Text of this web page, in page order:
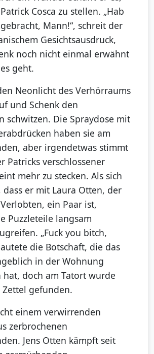
Cosca zu stellen. „Hab
Mann!“, schreit der
Gesichtsausdruck,
noch nicht einmal erwähnt
geht.
Neonlicht des Verhörraums
und Schenk den
schwitzen. Die Spraydose mit
haben sie am
aber irgendetwas stimmt
Patricks verschlossener
mehr zu stecken. Als sich
dass er mit Laura Otten, der
ein Paar ist,
Puzzleteile langsam
„Fuck you bitch,
die Botschaft, die das
in der Wohnung
hat, doch am Tatort wurde
gefunden.
einem verwirrenden
zerbrochenen
Jens Otten kämpft seit